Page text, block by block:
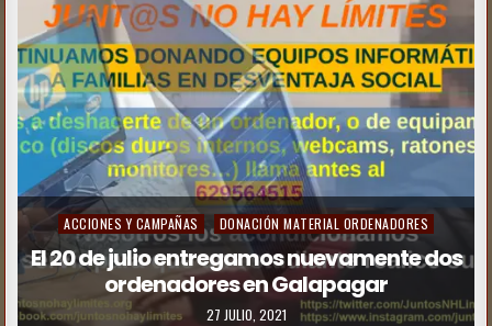
ACCIONES Y CAMPAÑAS DONACIÓN MATERIAL ORDENADORES
El 20 de julio entregamos nuevamente dos
ordenadores en Galapagar
27 JULIO, 2021